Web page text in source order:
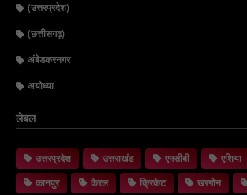
(उत्तरप्रदेश)
(छत्तीसगढ़)
अंबेडकरनगर
अयोध्या
लेबल
उत्तरप्रदेश उत्तराखंड एमसीबी एशिया
कानपुर
केरल क्रिकेट खरगोन